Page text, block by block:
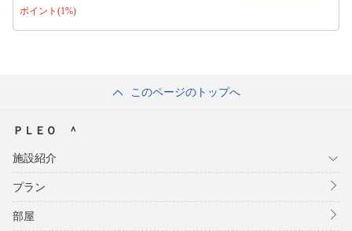
ポイント(1%)
このページのトップへ
ＰＬＥＯ ＾
施設紹介
プラン
部屋